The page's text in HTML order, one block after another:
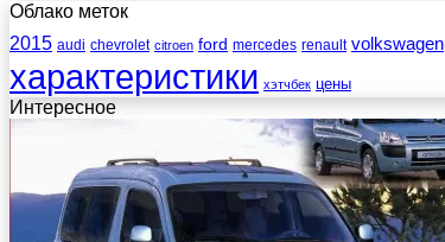
Облако меток
2015 audi chevrolet citroen ford mercedes renault volkswagen
характеристики хэтчбек цены
Интересное